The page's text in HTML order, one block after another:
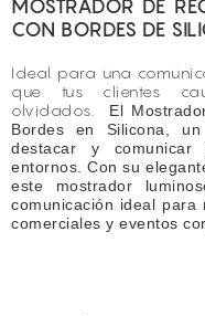
MOSTRADOR DE
CON BORDES DE
Ideal para una
que tus clientes
olvidados. El
Bordes en Silicona,
destacar y
entornos. Con su
este mostrador
comunicación ideal
comerciales y eventos